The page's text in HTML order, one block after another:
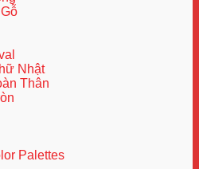
Nhật
Thân
Palettes